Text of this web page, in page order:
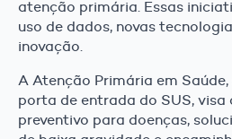
atenção primária. Essas
uso de dados, novas
inovação.
A Atenção Primária em
porta de entrada do SUS,
preventivo para doenças,